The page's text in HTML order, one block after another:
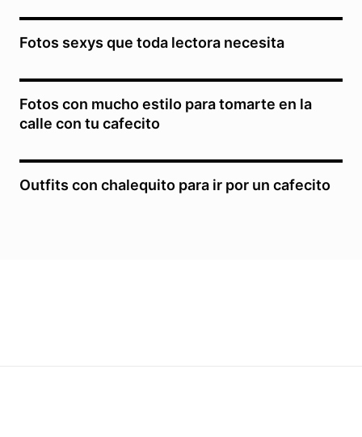
Fotos sexys que toda lectora necesita
Fotos con mucho estilo para tomarte en la
calle con tu cafecito
Outfits con chalequito para ir por un cafecito